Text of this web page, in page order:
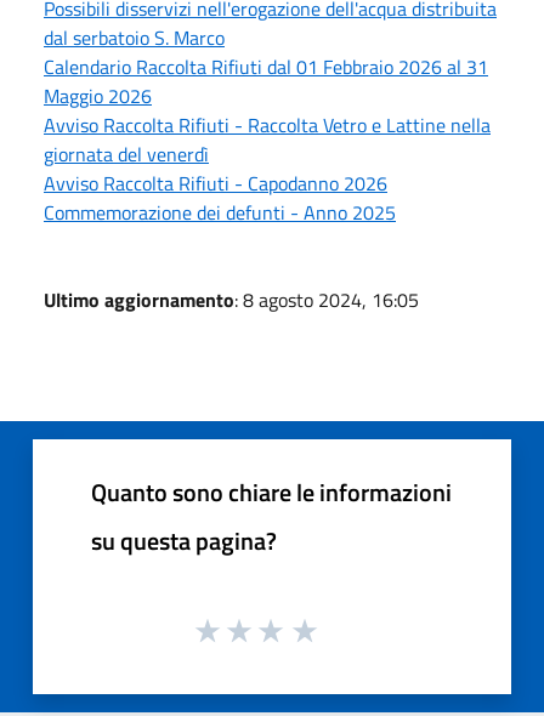
Possibili disservizi nell'erogazione dell'acqua distribuita
dal serbatoio S. Marco
Calendario Raccolta Rifiuti dal 01 Febbraio 2026 al 31
Maggio 2026
Avviso Raccolta Rifiuti - Raccolta Vetro e Lattine nella
giornata del venerdì
Avviso Raccolta Rifiuti - Capodanno 2026
Commemorazione dei defunti - Anno 2025
Ultimo aggiornamento: 8 agosto 2024, 16:05
Quanto sono chiare le informazioni
su questa pagina?